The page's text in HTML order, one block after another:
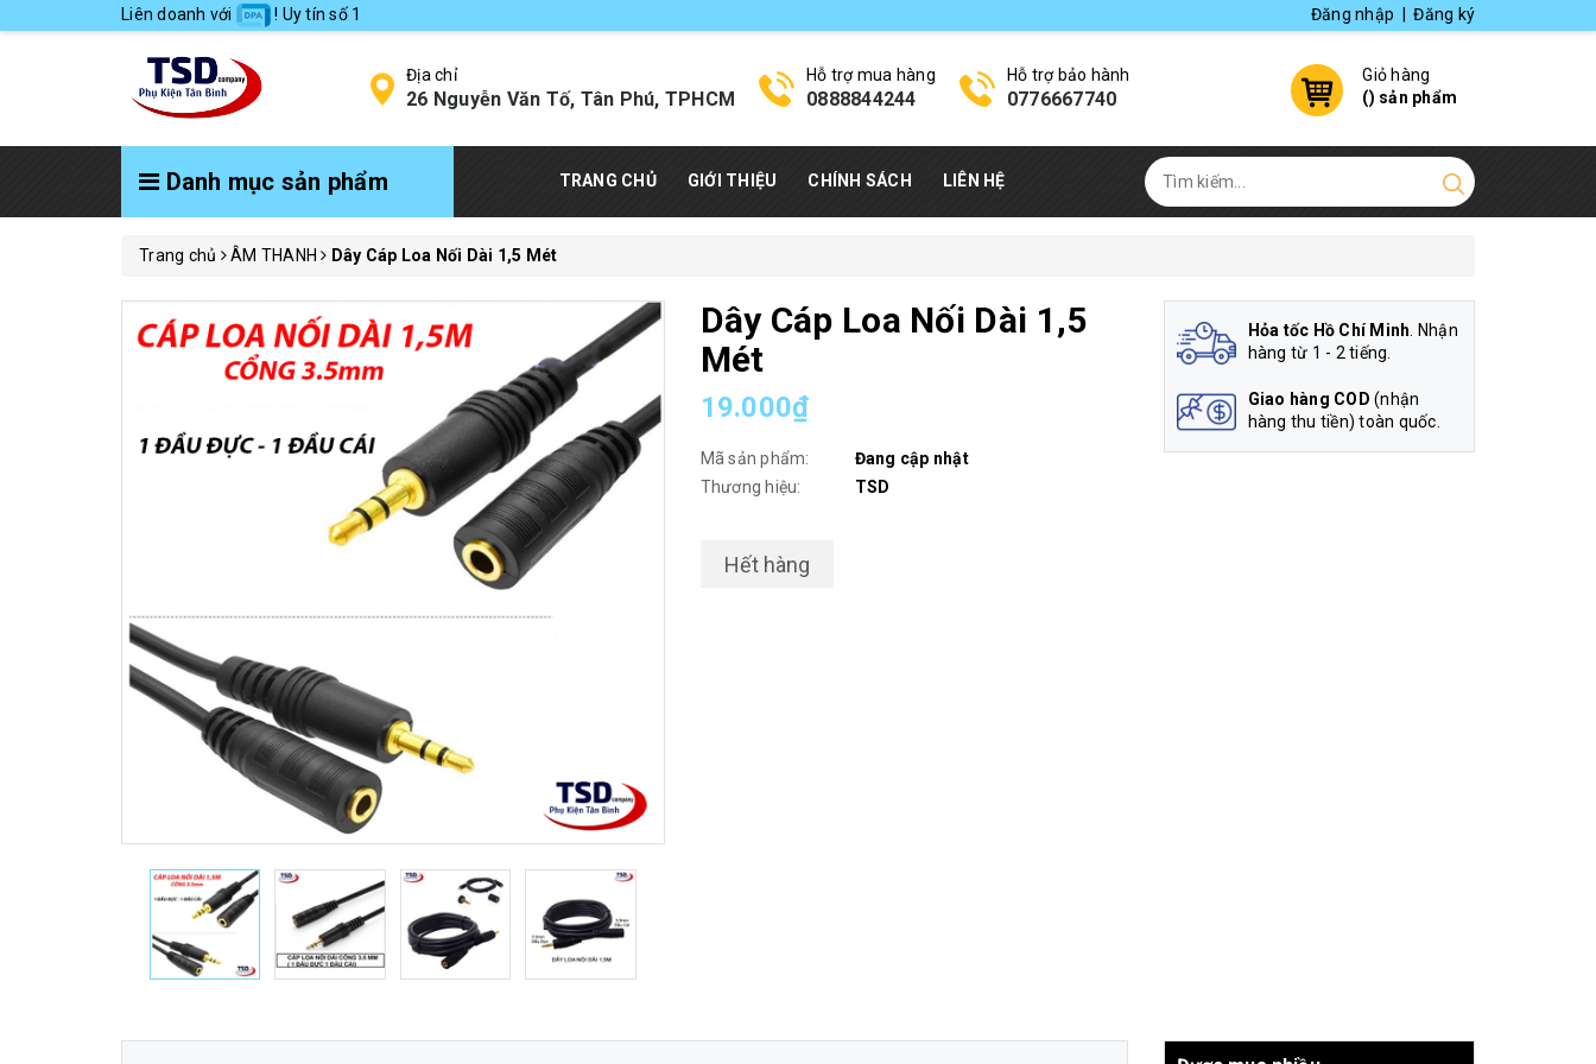
Liên doanh với ! Uy tín số 1 Đăng nhập Đăng ký
Địa chỉ
26 Nguyễn Văn Tố, Tân Phú, TPHCM
Hỗ trợ mua hàng
0888844244
Hỗ trợ bảo hành
0776667740
Giỏ hàng
() sản phẩm
Danh mục sản phẩm TRANG CHỦ GIỚI THIỆU CHÍNH SÁCH LIÊN HỆ
Trang chủ ÂM THANH Dây Cáp Loa Nối Dài 1,5 Mét
Dây Cáp Loa Nối Dài 1,5
Mét
19.000₫
Mã sản phẩm:
Đang cập nhật
Thương hiệu:
TSD
Hết hàng
Hỏa tốc Hồ Chí Minh. Nhận
hàng từ 1 - 2 tiếng.
Giao hàng COD (nhận
hàng thu tiền) toàn quốc.